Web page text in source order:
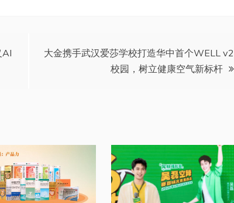
AI
大金携手武汉爱莎学校打造华中首个WELL v2
校园，树立健康空气新标杆